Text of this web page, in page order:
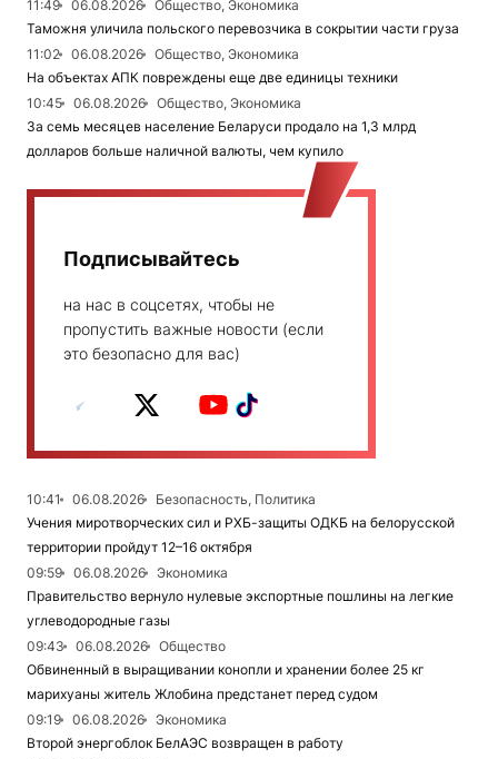
11:49 06.08.2026
Общество, Экономика
Таможня уличила польского перевозчика в сокрытии части груза
11:02
06.08.2026
Общество, Экономика
На объектах АПК повреждены еще две единицы техники
10:45
06.08.2026
Общество, Экономика
За семь месяцев население Беларуси продало на 1,3 млрд
долларов больше наличной валюты, чем купило
Подписывайтесь
на нас в соцсетях, чтобы не
пропустить важные новости (если
это безопасно для вас)
10:41 06.08.2026
Безопасность, Политика
Учения миротворческих сил и РХБ-защиты ОДКБ на белорусской
территории пройдут 12–16 октября
09:59
06.08.2026
Экономика
Правительство вернуло нулевые экспортные пошлины на легкие
углеводородные газы
09:43
06.08.2026
Общество
Обвиненный в выращивании конопли и хранении более 25 кг
марихуаны житель Жлобина предстанет перед судом
09:19
06.08.2026
Экономика
Второй энергоблок БелАЭС возвращен в работу